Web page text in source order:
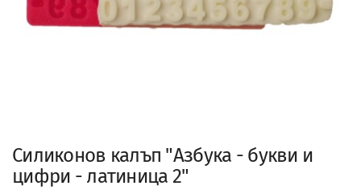
Силиконов калъп "Азбука - букви и
цифри - латиница 2"